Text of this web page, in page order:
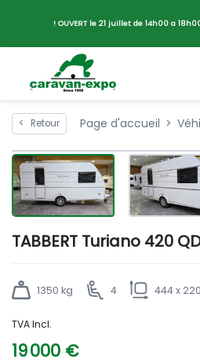
! OUVERT le 21 juillet de 14h00 a
< Retour Page d'accueil
TABBERT Turiano 420
1350 kg 4 444 x
TVA Incl.
19 000 €